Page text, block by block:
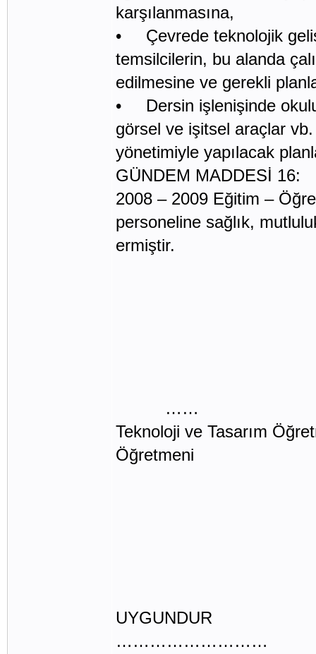
karşılanmasına,
• Çevrede teknolojik
temsilcilerin, bu alanda
edilmesine ve gerekli
• Dersin işlenişinde
görsel ve işitsel araçlar vb.
yönetimiyle yapılacak
GÜNDEM MADDESİ 16:
2008 – 2009 Eğitim –
personeline sağlık,
ermiştir.
……
Teknoloji ve Tasarım
UYGUNDUR
………………………